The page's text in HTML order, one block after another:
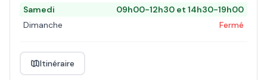
Samedi
09h00-12h30 et 14h30-19h00
Dimanche
Fermé
Itinéraire